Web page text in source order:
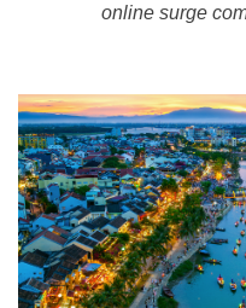
online surge